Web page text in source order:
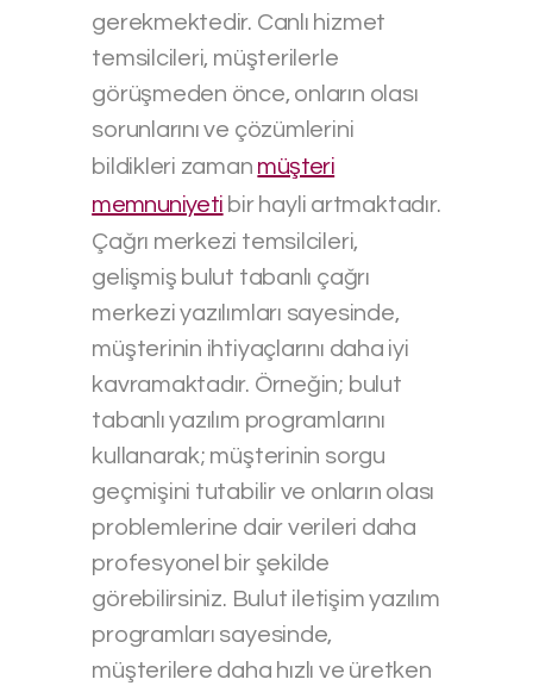
gerekmektedir. Canlı hizmet
temsilcileri, müşterilerle
görüşmeden önce, onların olası
sorunlarını ve çözümlerini
bildikleri zaman müşteri
memnuniyeti bir hayli artmaktadır.
Çağrı merkezi temsilcileri,
gelişmiş bulut tabanlı çağrı
merkezi yazılımları sayesinde,
müşterinin ihtiyaçlarını daha iyi
kavramaktadır. Örneğin; bulut
tabanlı yazılım programlarını
kullanarak; müşterinin sorgu
geçmişini tutabilir ve onların olası
problemlerine dair verileri daha
profesyonel bir şekilde
görebilirsiniz. Bulut iletişim yazılım
programları sayesinde,
müşterilere daha hızlı ve üretken